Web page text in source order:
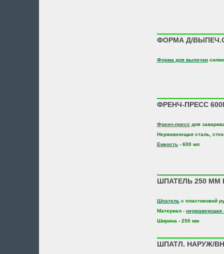
ФОРМА Д/
Форма для выпечки
ФРЕНЧ-ПРЕСС
Френч-пресс для
Нержавеющая сталь,
Емкость- 600 мл
ШПАТЕЛЬ 250 ММ
Шпательс пластиковой
Материал - нержавеющая
Ширина - 250 мм
ШПАТЛ. НАРУЖ/